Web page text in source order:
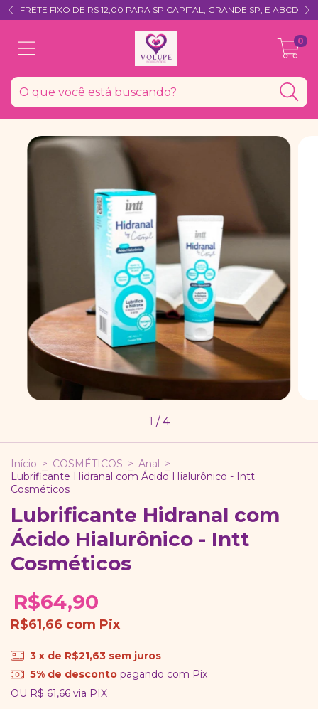
FRETE FIXO DE R$ 12,00 PARA SP CAPITAL, GRANDE SP, E ABCD
0
1 /4
Início > COSMÉTICOS > Anal >
Lubrificante Hidranal com Ácido Hialurônico - Intt
Cosméticos
Lubrificante Hidranal com
Ácido Hialurônico - Intt
Cosméticos
R$64,90
R$61,66 com Pix
3 x de R$21,63 sem juros
5% de descontopagando com Pix
OU R$ 61,66 via PIX